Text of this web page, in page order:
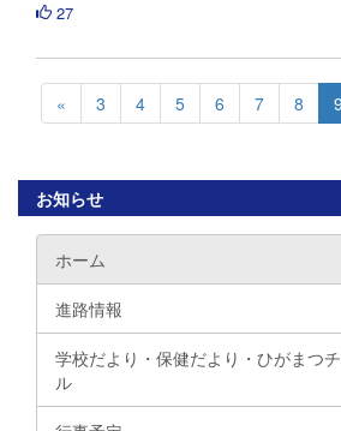
27
« 3 4 5 6 7 8 9
お知らせ
ホーム
進路情報
学校だより・保健だより・ひがまつ
ル